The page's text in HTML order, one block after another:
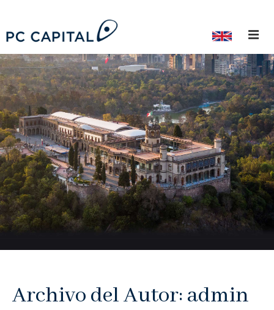
¿Quiénes Somos?
Nuestro Equipo
Trayectoria Profesional
Ex-Colaboradores
Capital Privado
Deuda Privada
Banca de Inversión
Noticias
Archivo del Autor: admin